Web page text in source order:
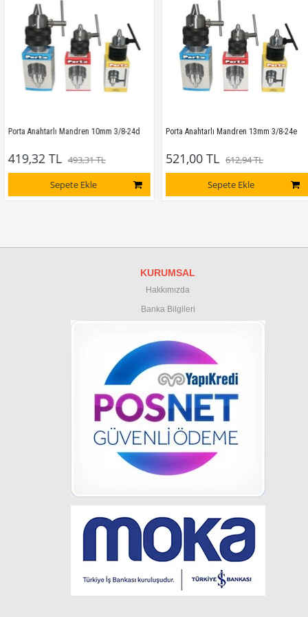
Porta Anahtarlı Mandren 10mm 3/8-24d
419,32 TL 493,31 TL
Sepete Ekle
Porta Anahtarlı Mandren 13mm 3/8-24e
521,00 TL 612,94 TL
Sepete Ekle
KURUMSAL
Hakkımızda
Banka Bilgileri